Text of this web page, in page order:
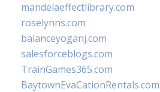
mandelaeffectlibrary.com
roselynns.com
balanceyoganj.com
salesforceblogs.com
TrainGames365.com
BaytownEvaCationRentals.com